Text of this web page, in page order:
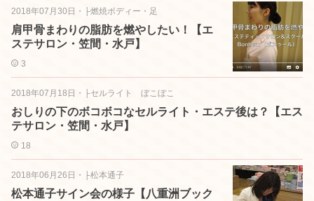
2018年07月30日 ・ ├燃焼ボディー・足
肩甲骨まわりの脂肪を燃やしたい！【エ
ステサロン・笠間・水戸】
3
2018年07月18日 ・ ├セルライト ぼこぼこ
おしりの下のボコボコなセルライト・エステ後は？【エス
テサロン・笠間・水戸】
18
2018年06月26日 ・ ├松本通子
松本通子サイン会の様子【八重洲ブック